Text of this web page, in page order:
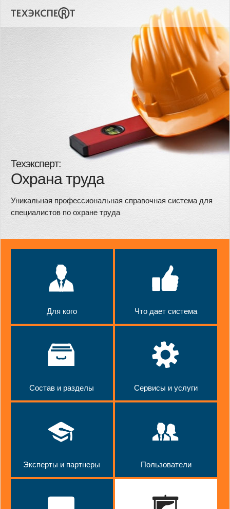
Техэксперт:
Охрана труда
Уникальная профессиональная справочная система для
специалистов по охране труда
Для кого Что дает система
Состав и разделы Сервисы и услуги
Эксперты и партнеры Пользователи